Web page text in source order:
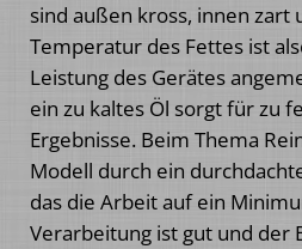
sind außen kross, innen zart
Temperatur des Fettes ist
Leistung des Gerätes
ein zu kaltes Öl sorgt für zu
Ergebnisse. Beim Thema
Modell durch ein
das die Arbeit auf ein
Verarbeitung ist gut und der